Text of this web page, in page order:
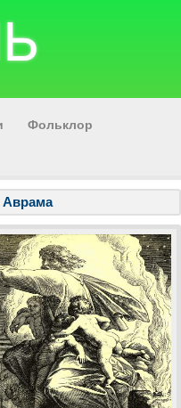
Фольклор
Аврама
У Ног
У Народа